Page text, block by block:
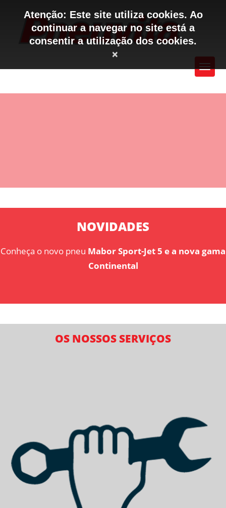
NOVIDADES
Conheça o novo pneu Mabor Sport-Jet 5 e a nova gama
Continental
OS NOSSOS SERVIÇOS
Atenção: Este site utiliza cookies. Ao
continuar a navegar no site está a
consentir a utilização dos cookies.
×